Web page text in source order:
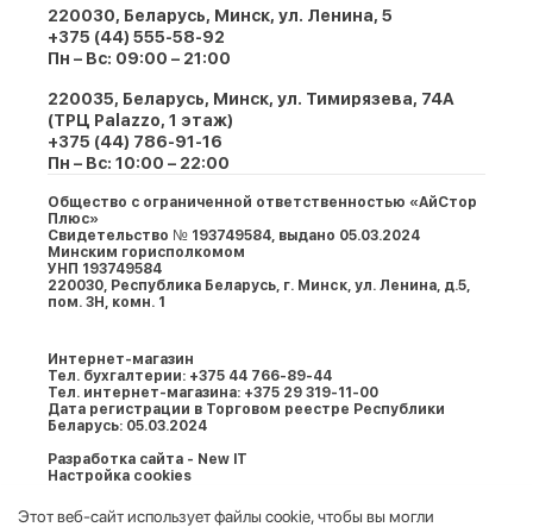
220030, Беларусь, Минск, ул. Ленина, 5
+375 (44) 555-58-92
Пн – Вс: 09:00 – 21:00
220035, Беларусь, Минск, ул. Тимирязева, 74A
(ТРЦ Palazzo, 1 этаж)
+375 (44) 786-91-16
Пн – Вс: 10:00 – 22:00
Общество с ограниченной ответственностью «АйСтор
Плюс»
Свидетельство № 193749584, выдано 05.03.2024
Минским горисполкомом
УНП 193749584
220030, Республика Беларусь, г. Минcк, ул. Ленина, д.5,
пом. 3Н, комн. 1
Интернет-магазин
Тел. бухгалтерии: +375 44 766-89-44
Тел. интернет-магазина: +375 29 319-11-00
Дата регистрации в Торговом реестре Республики
Беларусь: 05.03.2024
Разработка сайта - New IT
Настройка cookies
Этот веб-сайт использует файлы cookie, чтобы вы могли